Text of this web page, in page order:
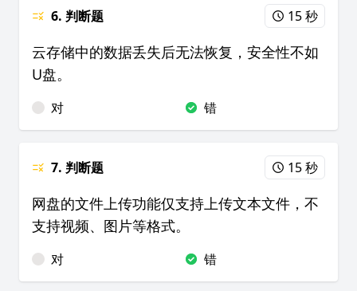
6. 判断题 15 秒
云存储中的数据丢失后无法恢复，安全性不如
U盘。
对 错
7. 判断题 15 秒
网盘的文件上传功能仅支持上传文本文件，不
支持视频、图片等格式。
对 错